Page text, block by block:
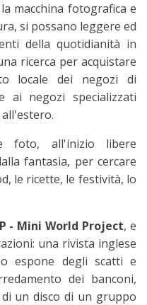
macchina fotografica e
si possano leggere ed
della quotidianità in
ricerca per acquistare
locale dei negozi di
ai negozi specializzati
foto, all'inizio libere
fantasia, per cercare
le ricette, le festività, lo
- Mini World Project, e
una rivista inglese
espone degli scatti e
dei banconi,
un disco di un gruppo